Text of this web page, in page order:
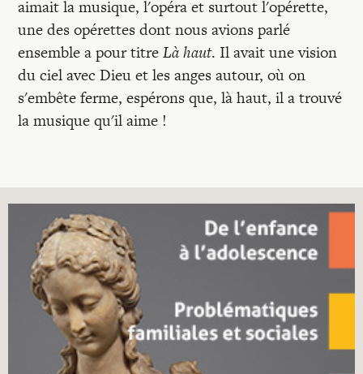
aimait la musique, l'opéra et surtout l'opérette,
une des opérettes dont nous avions parlé
ensemble a pour titreLà haut. Il avait une vision
du ciel avec Dieu et les anges autour, où on
s'embête ferme, espérons que, là haut, il a trouvé
la musique qu'il aime !